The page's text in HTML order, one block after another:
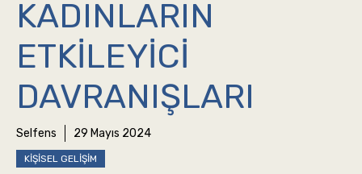
KADINLARIN
ETKILEYICI
DAVRANIŞLARI
Selfens 29 Mayıs 2024
KIŞISEL GELIŞIM